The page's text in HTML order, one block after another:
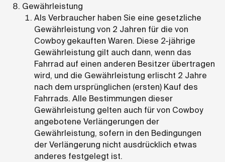
Gewährleistung
Als Verbraucher haben Sie eine gesetzliche
Gewährleistung von 2 Jahren für die von
Cowboy gekauften Waren. Diese 2-jährige
Gewährleistung gilt auch dann, wenn das
Fahrrad auf einen anderen Besitzer übertragen
wird, und die Gewährleistung erlischt 2 Jahre
nach dem ursprünglichen (ersten) Kauf des
Fahrrads. Alle Bestimmungen dieser
Gewährleistung gelten auch für von Cowboy
angebotene Verlängerungen der
Gewährleistung, sofern in den Bedingungen
der Verlängerung nicht ausdrücklich etwas
anderes festgelegt ist.